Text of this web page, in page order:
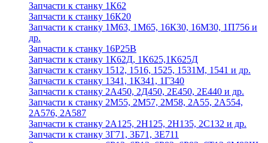
Запчасти к станку 1К62
Запчасти к станку 16К20
Запчасти к станку 1М63, 1М65, 16К30, 16М30, 1П756 и
др.
Запчасти к станку 16Р25В
Запчасти к станку 1К62Д, 1К625,1К625Д
Запчасти к станку 1512, 1516, 1525, 1531М, 1541 и др.
Запчасти к станку 1341, 1К341, 1Г340
Запчасти к станку 2А450, 2Д450, 2Е450, 2Е440 и др.
Запчасти к станку 2М55, 2М57, 2М58, 2А55, 2А554,
2А576, 2А587
Запчасти к станку 2А125, 2Н125, 2Н135, 2С132 и др.
Запчасти к станку 3Г71, 3Б71, 3Е711